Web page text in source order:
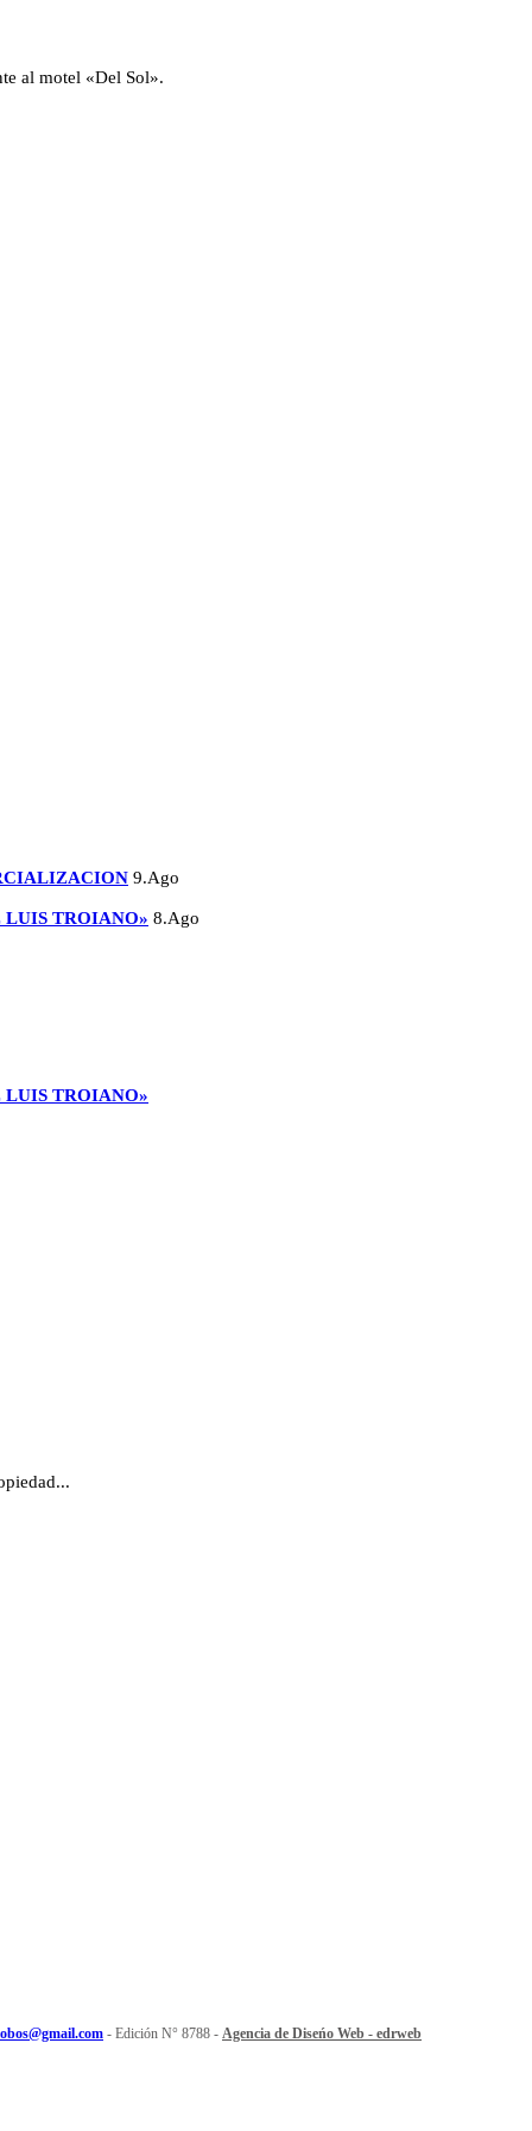
al motel «Del Sol».
9.Ago
LUIS TROIANO» 8.Ago
LUIS TROIANO»
- Edición N° 8788 - Agencia de Diseńo Web - edrweb